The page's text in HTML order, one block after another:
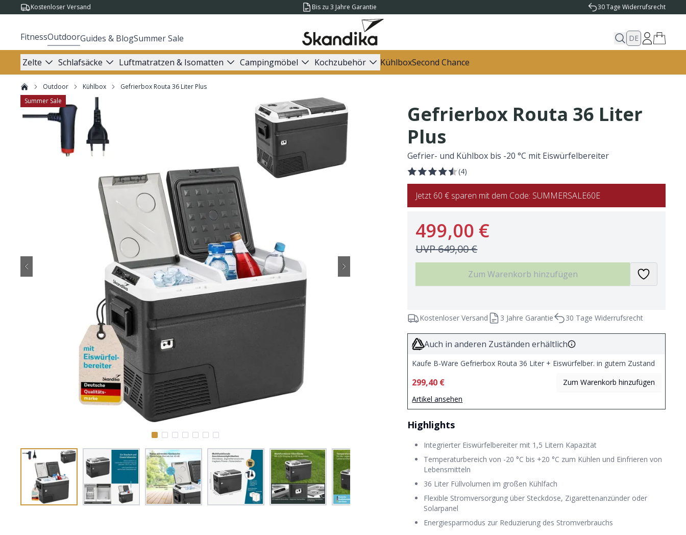
Kostenloser Versand Bis zu 3 Jahre Garantie 30 Tage Widerrufsrecht
FitnessOutdoorGuides & BlogSummer Sale DE
Zelte Schlafsäcke Luftmatratzen & Isomatten Campingmöbel Kochzubehör KühlboxSecond Chance
Outdoor Kühlbox
Gefrierbox Routa 36 Liter Plus
Summer Sale
Gefrierbox Routa 36 Liter
Plus
Gefrier- und Kühlbox bis -20 °C mit Eiswürfelbereiter
(4)
Jetzt 60 € sparen mit dem Code: SUMMERSALE60E
499,00 €
UVP649,00 €
Zum Warenkorb hinzufügen
Kostenloser Versand 3 Jahre Garantie 30 Tage Widerrufsrecht
Auch in anderen Zuständen erhältlich
Kaufe B-Ware Gefrierbox Routa 36 Liter + Eiswürfelber. in gutem Zustand
299,40 €
Zum Warenkorb hinzufügen
Artikel ansehen
Highlights
Integrierter Eiswürfelbereiter mit 1,5 Litern Kapazität
Temperaturbereich von -20 °C bis +20 °C zum Kühlen und Einfrieren von
Lebensmitteln
36 Liter Füllvolumen im großen Kühlfach
Flexible Stromversorgung über Steckdose, Zigarettenanzünder oder
Solarpanel
Energiesparmodus zur Reduzierung des Stromverbrauchs